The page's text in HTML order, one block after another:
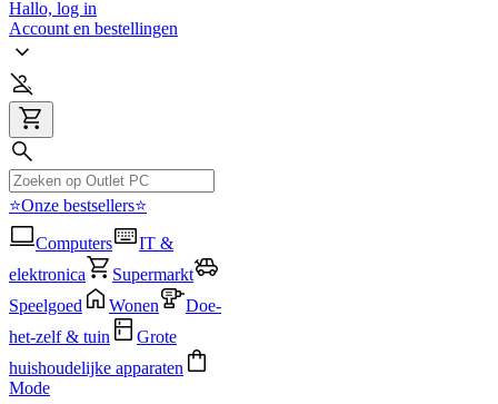
Hallo, log in
Account en bestellingen
⭐Onze bestsellers⭐
Computers
IT &
elektronica
Supermarkt
Speelgoed
Wonen
Doe-
het-zelf & tuin
Grote
huishoudelijke apparaten
Mode